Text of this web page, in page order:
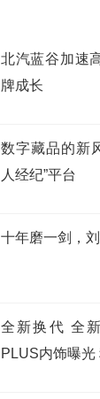
北汽蓝谷加速
牌成长
数字藏品的新
人经纪”平台
十年磨一剑，
全新换代 全
PLUS内饰曝光